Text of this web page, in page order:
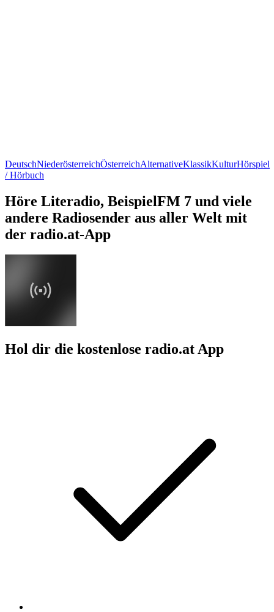
DeutschNiederösterreichÖsterreichAlternativeKlassikKulturHörspiel
/ Hörbuch
Höre Literadio, BeispielFM 7 und viele
andere Radiosender aus aller Welt mit
der radio.at-App
Hol dir die kostenlose radio.at App